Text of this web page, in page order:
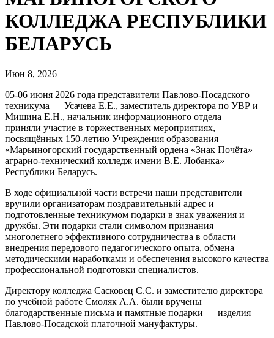
КОЛЛЕДЖА РЕСПУБЛИКИ
БЕЛАРУСЬ
Июн 8, 2026
05-06 июня 2026 года представители Павлово‑Посадского
техникума — Усачева Е.Е., заместитель директора по УВР и
Мишина Е.Н., начальник информационного отдела —
приняли участие в торжественных мероприятиях,
посвящённых 150‑летию Учреждения образования
«Марьиногорский государственный ордена «Знак Почёта»
аграрно‑технический колледж имени В.Е. Лобанка»
Республики Беларусь.
В ходе официальной части встречи наши представители
вручили организаторам поздравительный адрес и
подготовленные техникумом подарки в знак уважения и
дружбы. Эти подарки стали символом признания
многолетнего эффективного сотрудничества в области
внедрения передового педагогического опыта, обмена
методическими наработками и обеспечения высокого качества
профессиональной подготовки специалистов.
Директору колледжа Сасковец С.С. и заместителю директора
по учебной работе Смоляк А.А. были вручены
благодарственные письма и памятные подарки — изделия
Павлово‑Посадской платочной мануфактуры.